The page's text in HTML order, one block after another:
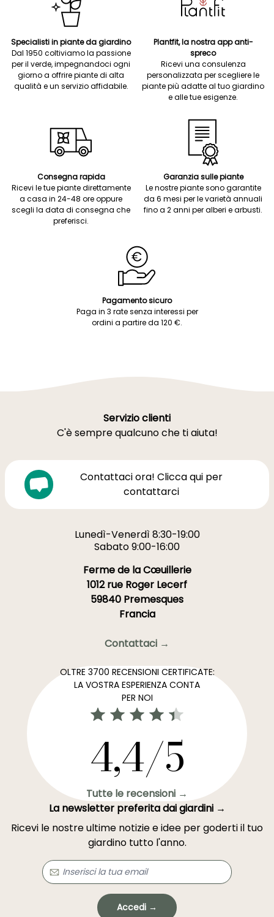
Specialisti in piante da giardino
Dal 1950 coltiviamo la passione
per il verde, impegnandoci ogni
giorno a offrire piante di alta
qualità e un servizio affidabile.
Plantfit, la nostra app anti-
spreco
Ricevi una consulenza
personalizzata per scegliere le
piante più adatte al tuo giardino
e alle tue esigenze.
Consegna rapida
Ricevi le tue piante direttamente
a casa in 24-48 ore oppure
scegli la data di consegna che
preferisci.
Garanzia sulle piante
Le nostre piante sono garantite
da 6 mesi per le varietà annuali
fino a 2 anni per alberi e arbusti.
Pagamento sicuro
Paga in 3 rate senza interessi per
ordini a partire da 120 €.
Servizio clienti
C'è sempre qualcuno che ti aiuta!
Contattaci ora! Clicca qui per
contattarci
Lunedì-Venerdì 8:30-19:00
Sabato 9:00-16:00
Ferme de la Cœuillerie
1012 rue Roger Lecerf
59840 Premesques
Francia
Contattaci →
OLTRE 3700 RECENSIONI CERTIFICATE:
LA VOSTRA ESPERIENZA CONTA
PER NOI
4,4/5
Tutte le recensioni →
La newsletter preferita dai giardini →
Ricevi le nostre ultime notizie e idee per goderti il tuo
giardino tutto l'anno.
Accedi →